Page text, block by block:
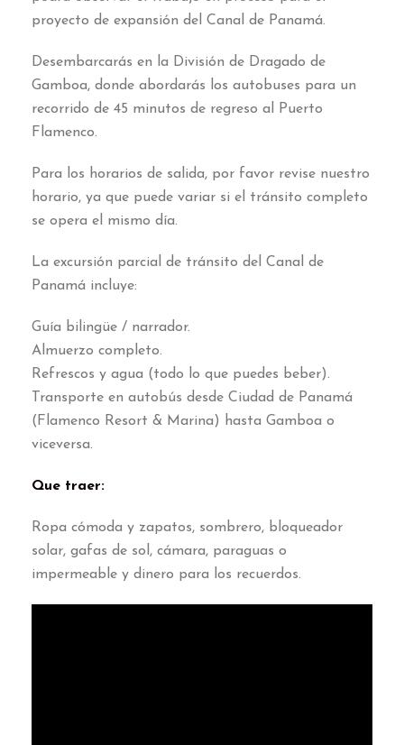
proyecto de expansión del Canal de Panamá.
Desembarcarás en la División de Dragado de
Gamboa, donde abordarás los autobuses para un
recorrido de 45 minutos de regreso al Puerto
Flamenco.
Para los horarios de salida, por favor revise nuestro
horario, ya que puede variar si el tránsito completo
se opera el mismo día.
La excursión parcial de tránsito del Canal de
Panamá incluye:
Guía bilingüe / narrador.
Almuerzo completo.
Refrescos y agua (todo lo que puedes beber).
Transporte en autobús desde Ciudad de Panamá
(Flamenco Resort & Marina) hasta Gamboa o
viceversa.
Que traer:
Ropa cómoda y zapatos, sombrero, bloqueador
solar, gafas de sol, cámara, paraguas o
impermeable y dinero para los recuerdos.